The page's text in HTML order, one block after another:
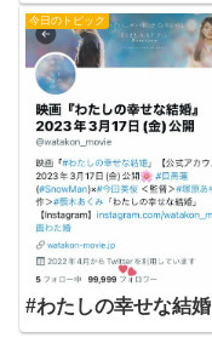
今日のトピック
#わたしの幸せな結婚